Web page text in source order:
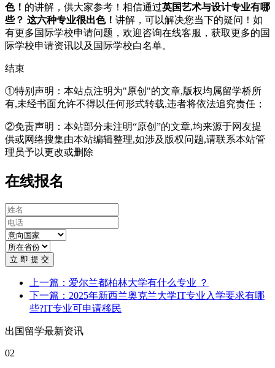
色！ 的讲解，供大家参考！相信通过英国艺术与设计专业有哪
些？ 这六种专业很出色！ 讲解，可以解决您当下的疑问！如
有更多国际学校申请问题，欢迎咨询在线客服 ，获取更多的国
际学校申请资讯以及国际学校白名单。
结束
①特别声明：本站点注明为"原创"的文章,版权均属留学桥所
有,未经书面允许不得以任何形式转载,违者将依法追究责任；
②免责声明：本站部分未注明“原创”的文章,均来源于网友提
供或网络搜集由本站编辑整理,如涉及版权问题,请联系本站管
理员予以更改或删除
在线报名
立 即 提 交
上一篇：爱尔兰都柏林大学有什么专业 ？
下一篇：2025年新西兰奥克兰大学IT专业入学要求有哪
些?IT专业可申请移民
出国留学最新资讯
02